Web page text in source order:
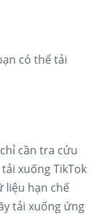
có thể tải
cần tra cứu
xuống TikTok
liệu hạn chế
tải xuống ứng